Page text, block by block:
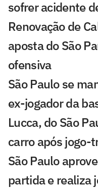
sofrer acidente
Renovação de
aposta do São
ofensiva
São Paulo se
ex-jogador da
Lucca, do São
carro após jogo-
São Paulo
partida e realiza